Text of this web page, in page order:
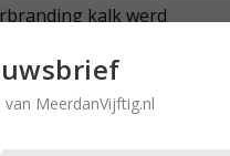
kalk werd
hieruit ook tegen
MeerdanVijftig.nl